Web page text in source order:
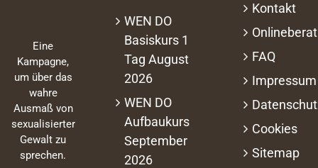
Eine
Kampagne,
um über das
wahre
Ausmaß von
sexualisierter
Gewalt zu
sprechen.
WEN DO
Basiskurs 1
Tag August
2026
WEN DO
Aufbaukurs
September
2026
Kontakt
FAQ
Impressum
Cookies
Sitemap